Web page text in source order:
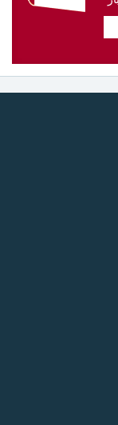
نفطة